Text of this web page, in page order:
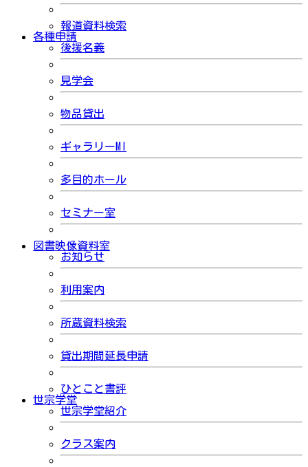
報道資料検索
各種申請
後援名義
見学会
物品貸出
ギャラリーMI
多目的ホール
セミナー室
図書映像資料室
お知らせ
利用案内
所蔵資料検索
貸出期間延長申請
ひとこと書評
世宗学堂
世宗学堂紹介
クラス案内